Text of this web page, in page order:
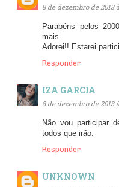
8 de dezembro de 2013
Parabéns pelos
mais.
Adorei!! Estarei
Responder
IZA GARCIA
8 de dezembro de 2013
Não vou participar
todos que irão.
Responder
UNKNOWN